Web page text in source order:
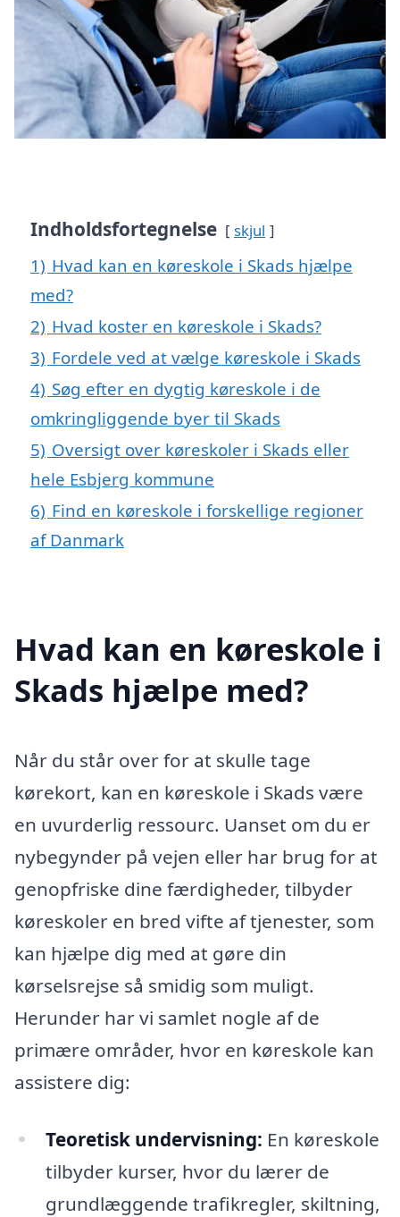
Indholdsfortegnelse skjul
1) Hvad kan en køreskole i Skads hjælpe
med?
2) Hvad koster en køreskole i Skads?
3) Fordele ved at vælge køreskole i Skads
4) Søg efter en dygtig køreskole i de
omkringliggende byer til Skads
5) Oversigt over køreskoler i Skads eller
hele Esbjerg kommune
6) Find en køreskole i forskellige regioner
af Danmark
Hvad kan en køreskole i
Skads hjælpe med?
Når du står over for at skulle tage
kørekort, kan en køreskole i Skads være
en uvurderlig ressourc. Uanset om du er
nybegynder på vejen eller har brug for at
genopfriske dine færdigheder, tilbyder
køreskoler en bred vifte af tjenester, som
kan hjælpe dig med at gøre din
kørselsrejse så smidig som muligt.
Herunder har vi samlet nogle af de
primære områder, hvor en køreskole kan
assistere dig:
Teoretisk undervisning: En køreskole
tilbyder kurser, hvor du lærer de
grundlæggende trafikregler, skiltning,